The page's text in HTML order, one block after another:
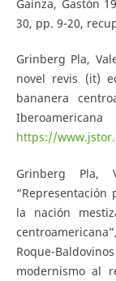
Gaínza, Gastón
30, pp. 9-20,
Grinberg Pla,
novel revis (it)
bananera
https://
Grinberg Pla,
la nación
Roque-
modernismo al